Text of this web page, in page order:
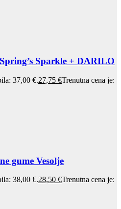
Sparkle + DARILO
37,00 €.27,75 €Trenutna cena je:
gume Vesolje
38,00 €.28,50 €Trenutna cena je: